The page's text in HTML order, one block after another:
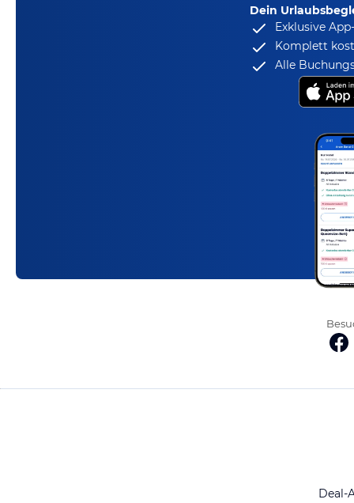
Dein
Exklusive
Komplett
Alle
Deal-